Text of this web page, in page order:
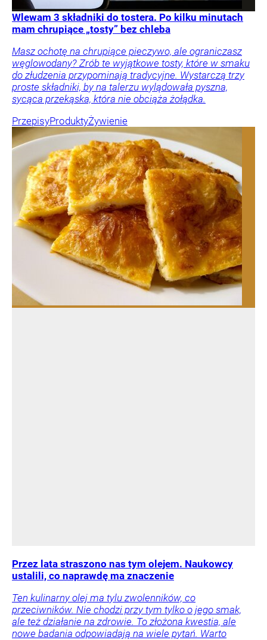
Wlewam 3 składniki do tostera. Po kilku minutach
mam chrupiące „tosty” bez chleba
Masz ochotę na chrupiące pieczywo, ale ograniczasz
węglowodany? Zrób te wyjątkowe tosty, które w smaku
do złudzenia przypominają tradycyjne. Wystarczą trzy
proste składniki, by na talerzu wylądowała pyszna,
sycąca przekąska, która nie obciąża żołądka.
PrzepisyProduktyŻywienie
Przez lata straszono nas tym olejem. Naukowcy
ustalili, co naprawdę ma znaczenie
Ten kulinarny olej ma tylu zwolenników, co
przeciwników. Nie chodzi przy tym tylko o jego smak,
ale też działanie na zdrowie. To złożona kwestia, ale
nowe badania odpowiadają na wiele pytań. Warto